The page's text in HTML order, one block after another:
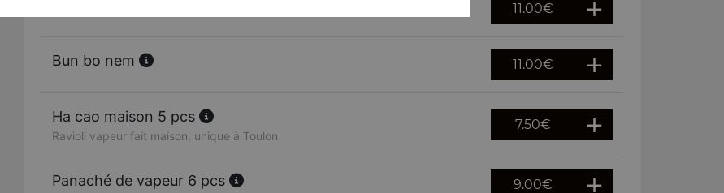
11.00€
Bun bo nem 11.00€
Ha cao maison 5 pcs
Ravioli vapeur fait maison, unique à Toulon
7.50€
Panaché de vapeur 6 pcs 9.00€